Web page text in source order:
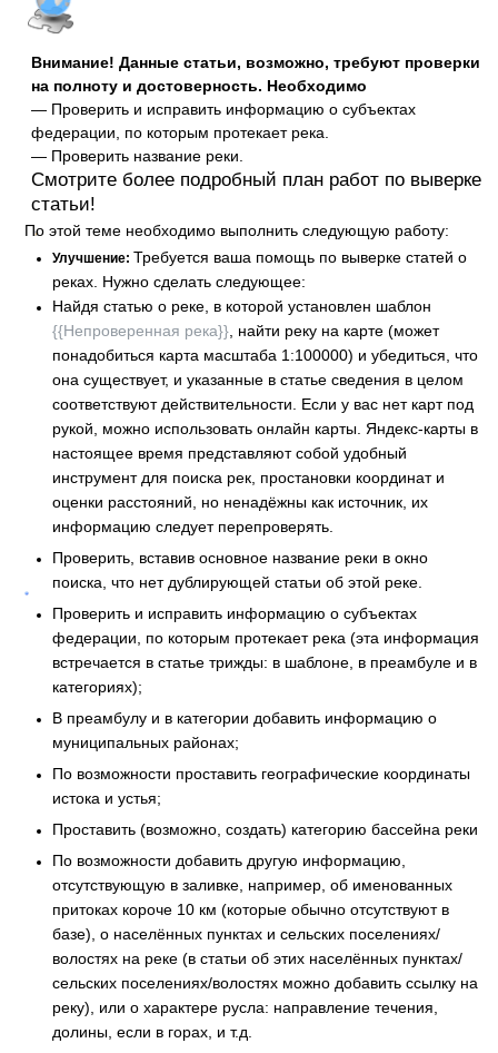
Внимание! Данные статьи, возможно, требуют проверки
на полноту и достоверность. Необходимо
— Проверить и исправить информацию о субъектах
федерации, по которым протекает река.
— Проверить название реки.
Смотрите более подробный план работ по выверке
статьи!
По этой теме необходимо выполнить следующую работу:
Улучшение: Требуется ваша помощь по выверке статей о
реках. Нужно сделать следующее:
Найдя статью о реке, в которой установлен шаблон
{{Непроверенная река}} , найти реку на карте (может
понадобиться карта масштаба 1:100000) и убедиться, что
она существует, и указанные в статье сведения в целом
соответствуют действительности. Если у вас нет карт под
рукой, можно использовать онлайн карты. Яндекс-карты в
настоящее время представляют собой удобный
инструмент для поиска рек, простановки координат и
оценки расстояний, но ненадёжны как источник, их
информацию следует перепроверять.
Проверить, вставив основное название реки в окно
поиска, что нет дублирующей статьи об этой реке.
Проверить и исправить информацию о субъектах
федерации, по которым протекает река (эта информация
встречается в статье трижды: в шаблоне, в преамбуле и в
категориях);
В преамбулу и в категории добавить информацию о
муниципальных районах;
По возможности проставить географические координаты
истока и устья;
Проставить (возможно, создать) категорию бассейна реки
По возможности добавить другую информацию,
отсутствующую в заливке, например, об именованных
притоках короче 10 км (которые обычно отсутствуют в
базе), о населённых пунктах и сельских поселениях/
волостях на реке (в статьи об этих населённых пунктах/
сельских поселениях/волостях можно добавить ссылку на
реку), или о характере русла: направление течения,
долины, если в горах, и т.д.